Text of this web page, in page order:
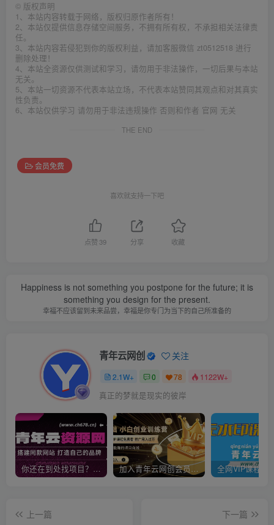
© 版权声明
1、本站内容转载于网络，版权归原作者所有！
2、本站仅提供信息存储空间服务，不拥有所有权，不承担相关法律责
任。
3、本站内容若侵犯到你的版权利益，请加客服微信 zt0512518 进行
删除处理！
4、本站全资源仅供测试和学习，请勿用于非法操作，一切后果与本站
无关。
5、本站一切资源不代表本站立场，不代表本站赞同其观点和对其真实
性负责。
6、本站仅供学习 请勿用于非法违规操作 否则和作者 官网 无关
THE END
会员免费
喜欢就支持一下吧
点赞39 分享 收藏
Happiness is not something you postpone for the future; it is
something you design for the present.
幸福不应该留到未来品尝，幸福是你专门为当下的自己所准备的
青年云网创 关注
2.1W+ 0 78 1122W+
真正的梦就是现实的彼岸
你还在到处找项目？还在当韭菜？我靠卖项目一个月收入5万+，曾经我也是个失败者。 加入青年云网创会员，全站资源免费学习。加入高级合伙人，推广日入1000+
上一篇
下一篇